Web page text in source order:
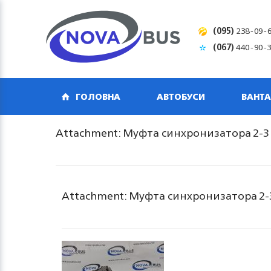
(095) 238-09-
(067)440-90-
ГОЛОВНА АВТОБУСИ
Attachment: Муфта синхронизатора 2-
Attachment: Муфта синхронизатора